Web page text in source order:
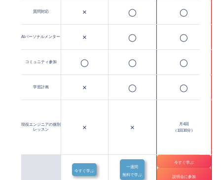
質問対応
AIパーソナルメンター
コミュニティ参加
学習計画
現役エンジニアの個別
レッスン
× ◯ ◯
× ◯ ◯
◯ ◯ ◯
× ◯ ◯
× ×
月4回
（1回30分）
今すぐ学ぶ
一週間
無料で学ぶ
今すぐ学ぶ
説明会に参加